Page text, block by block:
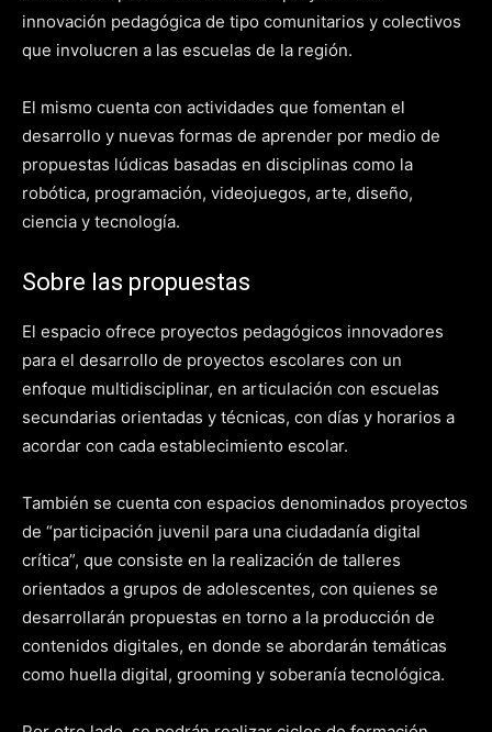
innovación pedagógica de tipo comunitarios y colectivos
que involucren a las escuelas de la región.
El mismo cuenta con actividades que fomentan el
desarrollo y nuevas formas de aprender por medio de
propuestas lúdicas basadas en disciplinas como la
robótica, programación, videojuegos, arte, diseño,
ciencia y tecnología.
Sobre las propuestas
El espacio ofrece proyectos pedagógicos innovadores
para el desarrollo de proyectos escolares con un
enfoque multidisciplinar, en articulación con escuelas
secundarias orientadas y técnicas, con días y horarios a
acordar con cada establecimiento escolar.
También se cuenta con espacios denominados proyectos
de “participación juvenil para una ciudadanía digital
crítica”, que consiste en la realización de talleres
orientados a grupos de adolescentes, con quienes se
desarrollarán propuestas en torno a la producción de
contenidos digitales, en donde se abordarán temáticas
como huella digital, grooming y soberanía tecnológica.